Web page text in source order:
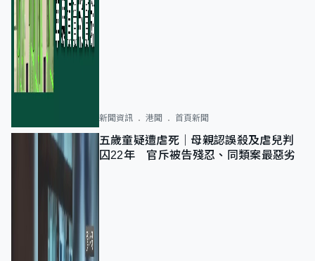
新聞資訊 港聞 首頁新聞
五歲童疑遭虐死｜母親認誤殺及虐兒判
囚22年 官斥被告殘忍、同類案最惡劣